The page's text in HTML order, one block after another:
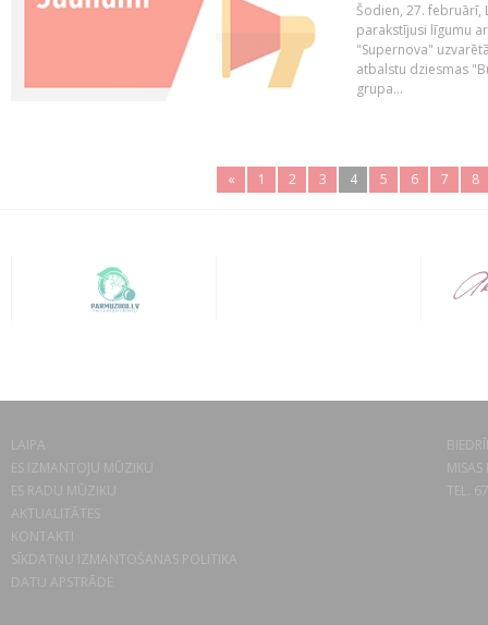
Šodien, 27. februārī,
parakstījusi līgumu
"Supernova"
atbalstu dziesmas
grupa...
« 1 2 3 4 5 6 7 8
LAIPA
ES IZMANTOJU MŪZIKU
ES RADU MŪZIKU
AKTUALITĀTES
KONTAKTI
SĪKDATŅU IZMANTOŠANAS POLITIKA
DATU APSTRĀDE
TEL.